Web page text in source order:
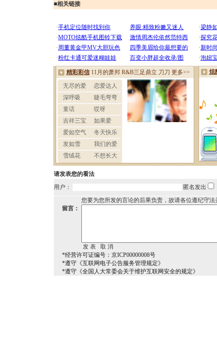
■相关链接
请发表您的看法
用户：
匿名发出
您要为您所发的言论的后果负责，故请各位遵纪守
留言：
*经营许可证编号：京ICP00000008号
*遵守《互联网电子公告服务管理规定》
*遵守《全国人大常委会关于维护互联网安全的规定》